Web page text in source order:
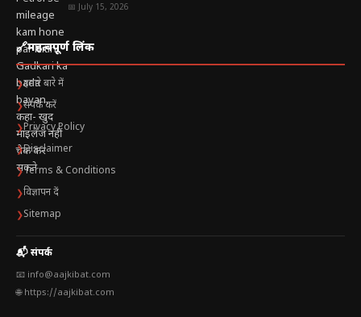
📅 July 15, 2026
🔗महत्वपूर्ण लिंक
❯हमारे बारे में
❯संपर्क करें
❯Privacy Policy
❯Disclaimer
❯Terms & Conditions
❯विज्ञापन दें
❯Sitemap
📬 संपर्क
📧 info@aajkibat.com
🌐 https://aajkibat.com